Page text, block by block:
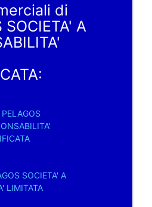
di
SOCIETA' A
SOCIETA' A
LIMITATA